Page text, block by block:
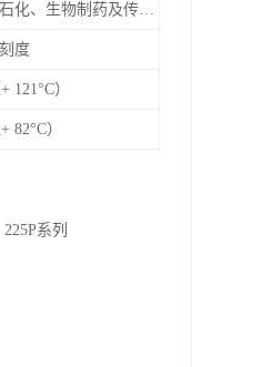
采矿、造纸制浆、化工、石化、生物制药及传统工业应用领域
度
121°C）
82°C）
系列